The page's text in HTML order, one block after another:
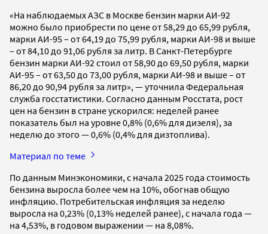
«На наблюдаемых АЗС в Москве бензин марки АИ-92
можно было приобрести по цене от 58,29 до 65,99 рубля,
марки АИ-95 – от 64,19 до 75,99 рубля, марки АИ-98 и выше
– от 84,10 до 91,06 рубля за литр. В Санкт-Петербурге
бензин марки АИ-92 стоил от 58,90 до 69,50 рубля, марки
АИ-95 – от 63,50 до 73,00 рубля, марки АИ-98 и выше – от
86,20 до 90,94 рубля за литр», — уточнила Федеральная
служба госстатистики. Согласно данным Росстата, рост
цен на бензин в стране ускорился: неделей ранее
показатель был на уровне 0,8% (0,6% для дизеля), за
неделю до этого — 0,6% (0,4% для дизтоплива).
Материал по теме
По данным Минэкономики, с начала 2025 года стоимость
бензина выросла более чем на 10%, обогнав общую
инфляцию. Потребительская инфляция за неделю
выросла на 0,23% (0,13% неделей ранее), с начала года —
на 4,53%, в годовом выражении — на 8,08%.